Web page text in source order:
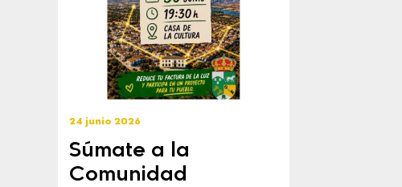
24 junio 2026
Súmate a la
Comunidad